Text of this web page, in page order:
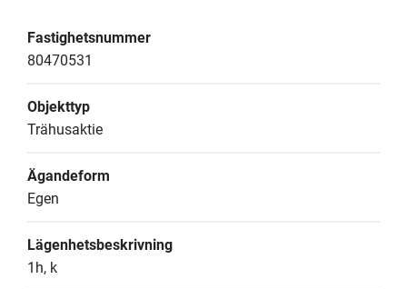
Fastighetsnummer
80470531
Objekttyp
Trähusaktie
Ägandeform
Egen
Lägenhetsbeskrivning
1h, k